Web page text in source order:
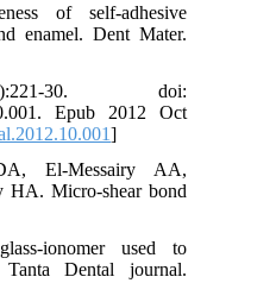
of self-adhesive
enamel. Dent Mater.
30. doi:
Epub 2012 Oct
El-Messairy AA,
HA. Micro-shear bond
ionomer used to
Tanta Dental journal.